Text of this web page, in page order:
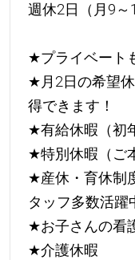
週休2日（月9
★プライベート
★ 月2日の希望
得できます！
★有給休暇（初
★特別休暇（ご
★産休・育休制
タッフ多数活躍
★お子さんの看
★介護休暇